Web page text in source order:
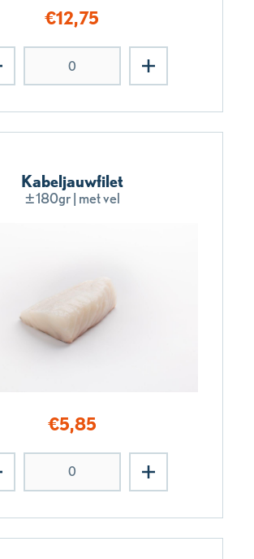
€12,75
Kabeljauwfilet
±180gr | met vel
€5,85